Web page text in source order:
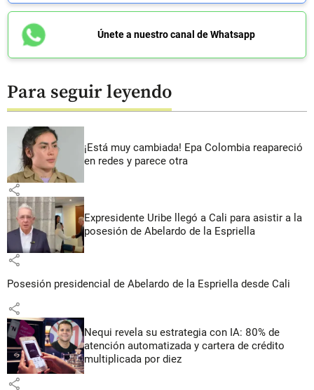
Únete a nuestro canal de Whatsapp
Para seguir leyendo
¡Está muy cambiada! Epa Colombia reapareció
en redes y parece otra
share
Expresidente Uribe llegó a Cali para asistir a la
posesión de Abelardo de la Espriella
share
Posesión presidencial de Abelardo de la Espriella desde Cali
share
Nequi revela su estrategia con IA: 80% de
atención automatizada y cartera de crédito
multiplicada por diez
share